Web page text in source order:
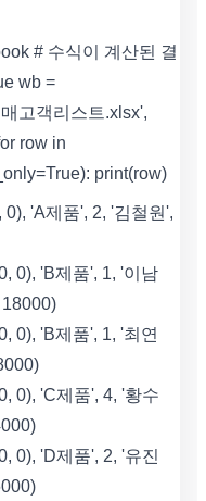
# 수식이 계산된 결
wb =
고객리스트.xlsx',
row in
print(row)
'A제품', 2, '김철원',
0), 'B제품', 1, '이남
0), 'B제품', 1, '최연
0), 'C제품', 4, '황수
0), 'D제품', 2, '유진